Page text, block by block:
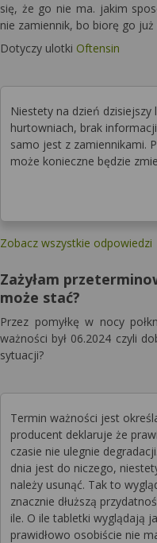
się, że go nie ma. jakim
nie zamiennik, bo biorę go już
Dotyczy ulotki Oftensin
Niestety na dzień
hurtowniach, brak
samo jest z zamiennikami.
może konieczne będzie
Zobacz wszystkie odpowiedzi
Zażyłam
może stać?
Przez pomyłkę w nocy
ważności był 06.2024 czyli
sytuacji?
Termin ważności jest
producent deklaruje że
czasie nie ulegnie
dnia jest do niczego,
należy usunąć. Tak to
znacznie dłuższą
ile. O ile tabletki wyglądają
prawidłowo osobiście nie